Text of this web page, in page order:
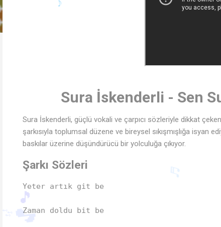
Sura İskenderli - Sen
Sura İskenderli, güçlü vokali ve çarpıcı sözleriyle dikkat
şarkısıyla toplumsal düzene ve bireysel sıkışmışlığa isyan
baskılar üzerine düşündürücü bir yolculuğa çıkıyor.
Şarkı Sözleri
Yeter artık git be
Zaman doldu bit be